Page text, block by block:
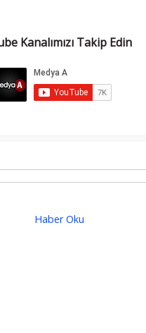
Kanalımızı Takip Edin
Haber Oku